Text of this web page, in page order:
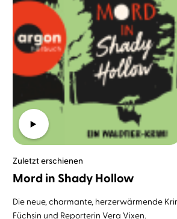
Zuletzt erschienen
Mord in Shady Hollow
Die neue, charmante, herzerwärmende
Füchsin und Reporterin Vera Vixen.